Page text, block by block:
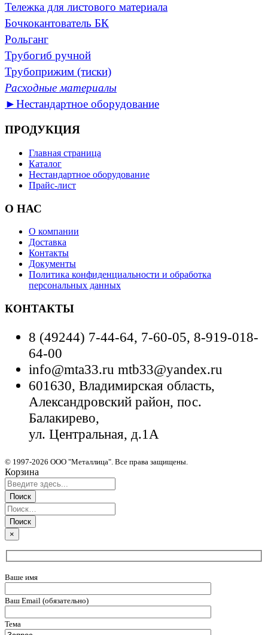
Тележка для листового материала
Бочкокантователь БК
Рольганг
Трубогиб ручной
Трубоприжим (тиски)
Расходные материалы
►Нестандартное оборудование
ПРОДУКЦИЯ
Главная страница
Каталог
Нестандартное оборудование
Прайс-лист
О НАС
О компании
Доставка
Контакты
Документы
Политика конфиденциальности и обработка
персональных данных
КОНТАКТЫ
8 (49244) 7-44-64, 7-60-05, 8-919-018-
64-00
info@mta33.ru mtb33@yandex.ru
601630, Владимирская область,
Александровский район, пос.
Балакирево,
ул. Центральная, д.1А
© 1997-2026 ООО "Металлица". Все права защищены.
Корзина
×
Ваше имя
Ваш Email (обязательно)
Тема